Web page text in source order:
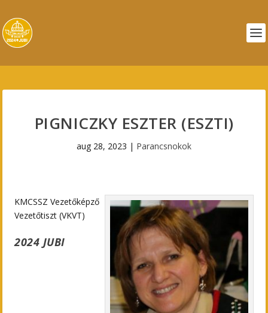
PIGNICZKY ESZTER (ESZTI)
aug 28, 2023 | Parancsnokok
KMCSSZ Vezetőképző
Vezetőtiszt (VKVT)
2024 JUBI